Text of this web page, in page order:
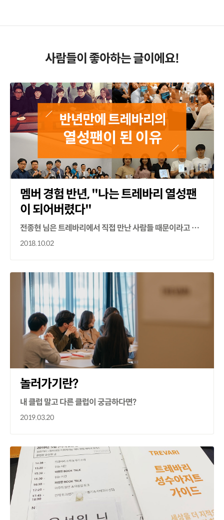
사람들이 좋아하는 글이에요!
멤버 경험 반년, "나는 트레바리 열성팬
이 되어버렸다"
전종현 님은 트레바리에서 직접 만난 사람들 때문이라고 말했습니다.
2018.10.02
놀러가기란?
내 클럽 말고 다른 클럽이 궁금하다면?
2019.03.20